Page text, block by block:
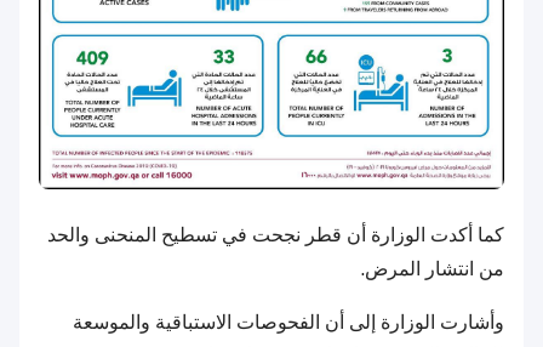
كما أكدت الوزارة أن قطر نجحت في تسطيح المنحنى والحد
من انتشار المرض.
وأشارت الوزارة إلى أن الفحوصات الاستباقية والموسعة